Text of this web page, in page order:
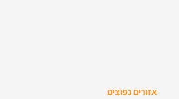
אזורים נפוצים